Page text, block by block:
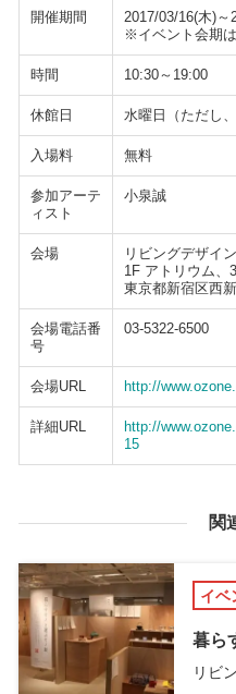
開催期間
2017/03/16(木)～
※イベント会期
時間 10:30～19:00
休館日 水曜日（ただし
入場料 無料
参加アーテ
ィスト
小泉誠
会場
リビングデザイ
1F アトリウム、
東京都新宿区西
会場電話番
号
03-5322-6500
会場URL http://
詳細URL
http://
15
関
イベ
暮ら
リビ